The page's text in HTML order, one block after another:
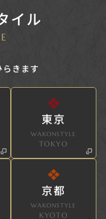
イル
E
きます
東京
WAKONSTYLE
TOKYO
京都
WAKONSTYLE
KYOTO